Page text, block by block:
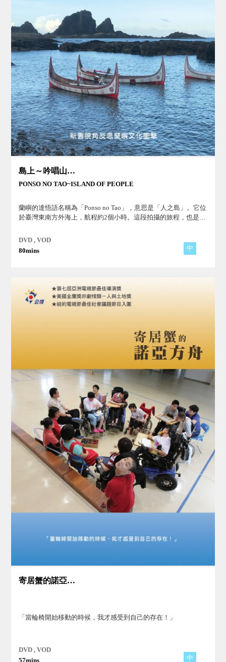
島上～吟唱山海間
PONSO NO TAO~ISLAND OF PEOPLE
蘭嶼的達悟語名稱為「Ponso no Tao」，意思是「人之島」。它位
於臺灣東南方外海上，航程約2個小時。這段拍攝的旅程，也是我
歷程。
DVD , VOD
80mins
中
寄居蟹的諾亞方舟
「當輪椅開始移動的時候，我才感受到自己的存在！」
DVD , VOD
57mins
中